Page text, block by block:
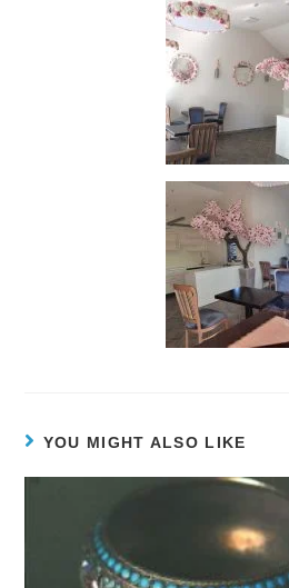
YOU MIGHT ALSO LIKE